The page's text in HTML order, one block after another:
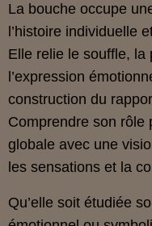
La bouche occupe
l’histoire individuelle
Elle relie le souffle, la
l’expression
construction du
Comprendre son rôle
globale avec une
les sensations et la
Qu’elle soit étudiée